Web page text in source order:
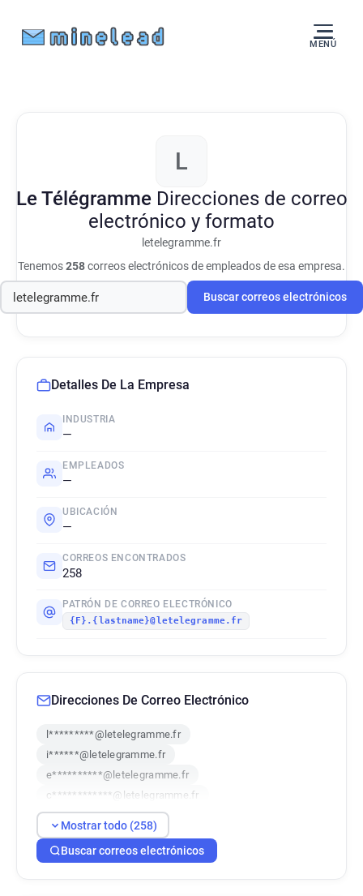
MENÚ
L
Le Télégramme Direcciones de correo
electrónico y formato
letelegramme.fr
Tenemos258correos electrónicos de empleados de esa empresa.
Buscar correos electrónicos
Detalles De La Empresa
INDUSTRIA
—
EMPLEADOS
—
UBICACIÓN
—
CORREOS ENCONTRADOS
258
PATRÓN DE CORREO ELECTRÓNICO
{F}.{lastname}@letelegramme.fr
Direcciones De Correo Electrónico
l*********@letelegramme.fr
i******@letelegramme.fr
e**********@letelegramme.fr
c************@letelegramme.fr
c************@letelegramme.fr
w***********@letelegramme.fr
n***********@letelegramme.fr
Mostrar todo (258)
Buscar correos electrónicos